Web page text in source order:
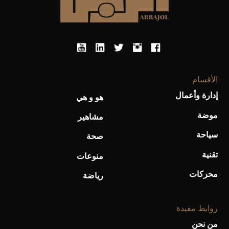
أحذية Mary Jane: ترف وأناقة للرجال
الأقسام
إدارة وأعمال
موضة
سياحة
تقنية
محركات
هو و هي
مشاهير
صحة
منوعات
رياضة
روابط مفيدة
من نحن